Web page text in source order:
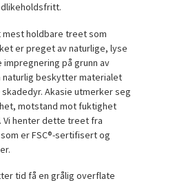
mest holdbare treet som
er preget av naturlige, lyse
impregnering på grunn av
naturlig beskytter materialet
Akasie utmerker seg
motstand mot fuktighet
Vi henter dette treet fra
er FSC®-sertifisert og
tid få en grålig overflate